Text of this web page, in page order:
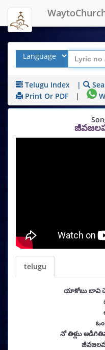
Telugu Index |
Print Or PDF
|
telugu
యాకోబు బావి
నో తిళ్లుు